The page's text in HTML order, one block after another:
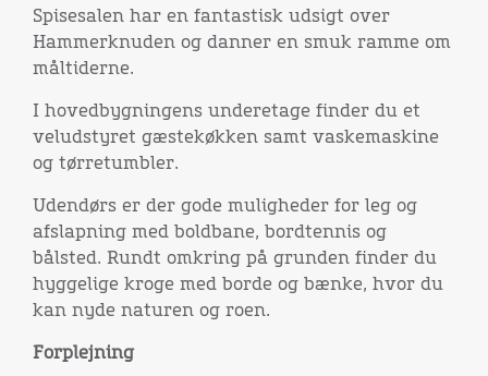
Spisesalen har en fantastisk udsigt over
Hammerknuden og danner en smuk ramme om
måltiderne.
I hovedbygningens underetage finder du et
veludstyret gæstekøkken samt vaskemaskine
og tørretumbler.
Udendørs er der gode muligheder for leg og
afslapning med boldbane, bordtennis og
bålsted. Rundt omkring på grunden finder du
hyggelige kroge med borde og bænke, hvor du
kan nyde naturen og roen.
Forplejning